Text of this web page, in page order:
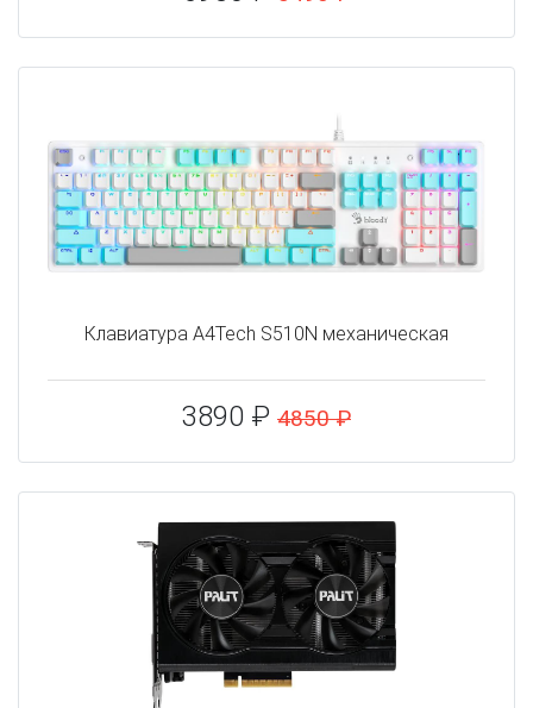
Клавиатура A4Tech S510N механическая
3890 ₽ 4850 ₽